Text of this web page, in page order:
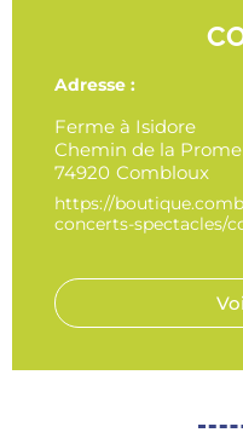
Adresse :
Ferme à Isidore
Chemin de la
74920 Combloux
https://
concerts-spectacles/